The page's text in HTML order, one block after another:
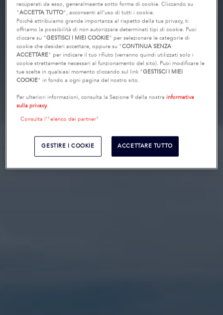
recuperati da esso, generalmaente sotto forma di cookie. Cliccando su
"ACCETTA TUTTO", acconsenti all’uso di tutti i cookie.
Poiché attribuiamo grande importanza al rispetto della tua privacy, ti
offriamo la possibilità di non autorizzare determinati tipi di cookie. Puoi
cliccare su "GESTISCI I MIEI COOKIE" per selezionare le categorie di
cookie che desideri accettare, oppure su "CONTINUA SENZA
ACCETTARE" per indicare il tuo rifiuto (verranno quindi utilizzati solo i
cookie strettamente necessari al funzionamento del sito). Puoi modificare le
tue scelte in qualsiasi momento cliccando sul link "GESTISCI I MIEI
COOKIE" in fondo a ogni pagina del nostro sito.
Per ulteriori informazioni, consulta la Sezione 9 della nostra informativa
sulla privacy.
Consulta l’"elenco dei partner"
GESTIRE I COOKIE ACCETTARE TUTTO